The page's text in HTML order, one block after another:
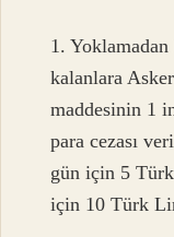
1.
kalanlara
maddesinin 1
para cezası
gün için 5
için 10 Türk